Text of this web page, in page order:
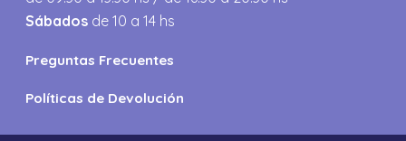
Sábados de 10 a 14 hs
Preguntas Frecuentes
Políticas de Devolución